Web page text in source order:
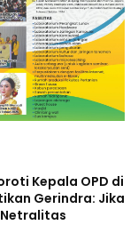
Kepala OPD di
Gerindra: Jika
Netralitas